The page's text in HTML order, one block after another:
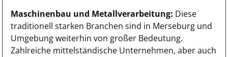
Maschinenbau und Metallverarbeitung: Diese
traditionell starken Branchen sind in Merseburg und
Umgebung weiterhin von großer Bedeutung.
Zahlreiche mittelständische Unternehmen, aber auch